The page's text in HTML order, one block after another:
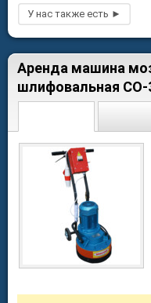
Аренда машина
шлифовальная СО-